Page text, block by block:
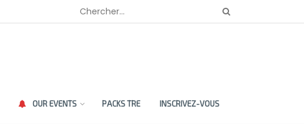
OUR EVENTS PACKS TRE INSCRIVEZ-VOUS